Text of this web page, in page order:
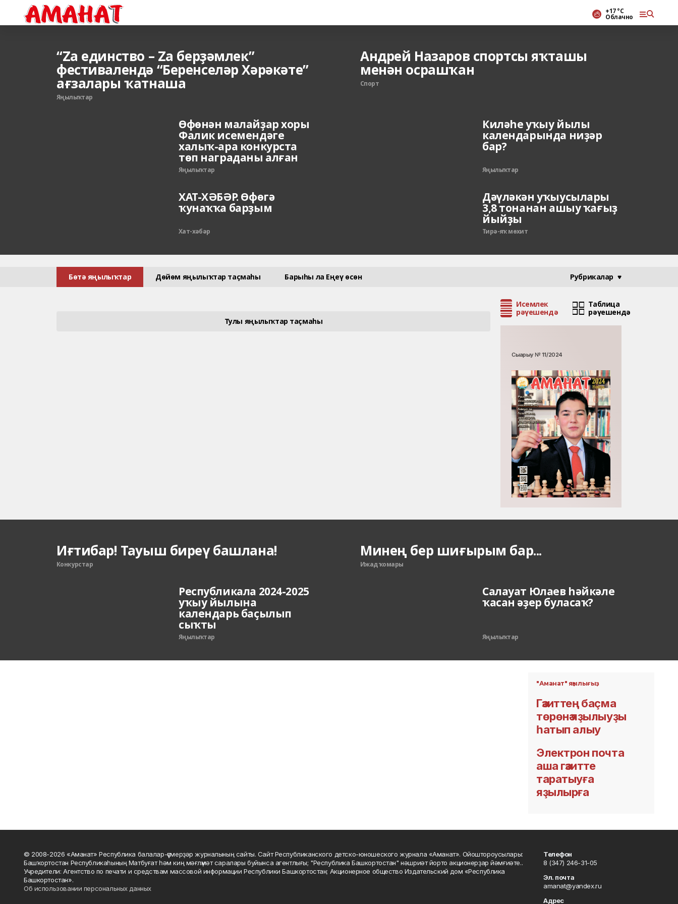
+17 °С
Облачно
“Zа единство – Zа берҙәмлек”
фестивалендә “Беренселәр Хәрәкәте”
ағзалары ҡатнаша
Яңылыҡтар
Андрей Назаров спортсы яҡташы
менән осрашҡан
Спорт
Өфөнән малайҙар хоры
Фалик исемендәге
халыҡ-ара конкурста
төп награданы алған
Яңылыҡтар
Киләһе уҡыу йылы
календарында ниҙәр
бар?
Яңылыҡтар
ХАТ-ХӘБӘР. Өфөгә
ҡунаҡҡа барҙым
Хат-хәбәр
Дәүләкән уҡыусылары
3,8 тонанан ашыу ҡағыҙ
йыйҙы
Тирә-яҡ мөхит
Бөтә яңылыҡтар Дөйөм яңылыҡтар таҫмаһы Барыһы ла Еңеү өсөн Рубрикалар
Тулы яңылыҡтар таҫмаһы
Исемлек
рәүешендә
Таблица
рәүешендә
Сығарыу № 11/2024
Иғтибар! Тауыш биреү башлана!
Конкурстар
Минең бер шиғырым бар...
Ижад ҡомары
Республикала 2024-2025
уҡыу йылына
календарь баҫылып
сыҡты
Яңылыҡтар
Салауат Юлаев һәйкәле
ҡасан әҙер буласаҡ?
Яңылыҡтар
"Аманат" яҙылығыҙ
Гәзиттең баҫма
төрөнә яҙылыуҙы
һатып алыу
Электрон почта
аша гәзитте
таратыуға
яҙылырға
© 2008-2026 «Аманат» Республика балалар-үҫмерҙәр журналының сайты. Сайт Республиканского детско-юношеского журнала «Аманат». Ойоштороусылары:
Башҡортостан Республикаһының Матбуғат һәм киң мәғлүмәт саралары буйынса агентлығы; "Республика Башкортостан" нәшриәт йорто акционерҙар йәмғиәте..
Учредители: Агентство по печати и средствам массовой информации Республики Башкортостан; Акционерное общество Издательский дом «Республика
Башкортостан».
Об использовании персональных данных
Телефон
8 (347) 246-31-05
Эл. почта
amanat@yandex.ru
Адрес